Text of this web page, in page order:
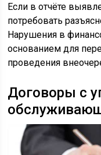
Если в отчёте
потребовать
Нарушения в
основанием для
проведения
Договоры с